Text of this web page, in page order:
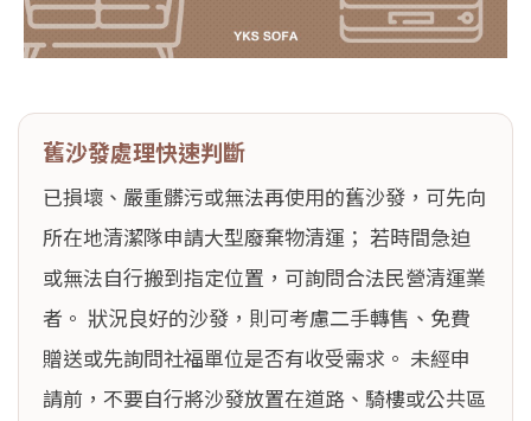
舊沙發處理快速判斷
已損壞、嚴重髒污或無法再使用的舊沙發，可先向
所在地清潔隊申請大型廢棄物清運； 若時間急迫
或無法自行搬到指定位置，可詢問合法民營清運業
者。 狀況良好的沙發，則可考慮二手轉售、免費
贈送或先詢問社福單位是否有收受需求。 未經申
請前，不要自行將沙發放置在道路、騎樓或公共區